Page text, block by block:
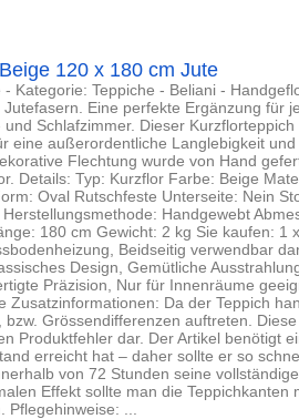
120 x 180 cm Jute
Kategorie: Teppiche - Beliani -
Eine perfekte Ergänzung für
Schlafzimmer. Dieser Kurzflorteppich
eine außerordentliche Langlebigkeit und
Flechtung wurde von Hand
Details: Typ: Kurzflor Farbe: Beige
Oval Rutschfeste Unterseite: Nein
Handgewebt
180 cm Gewicht: 2 kg Sie kaufen: 1
Beidseitig verwendbar
Design, Gemütliche
Präzision, Nur für Innenräume
Zusatzinformationen: Da der Teppich
Grössendifferenzen auftreten. Diese
Produktfehler dar. Der Artikel benötigt
erreicht hat – daher sollte er so
von 72 Stunden seine
Effekt sollte man die Teppichkanten
...